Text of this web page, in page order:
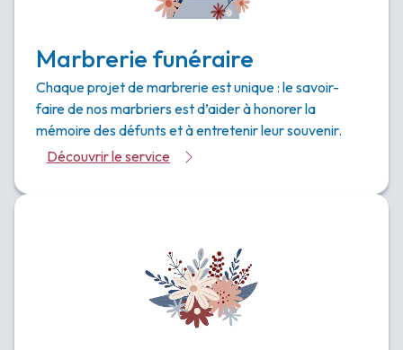
Marbrerie funéraire
Chaque projet de marbrerie est unique : le savoir-
faire de nos marbriers est d’aider à honorer la
mémoire des défunts et à entretenir leur souvenir.
Découvrir le service